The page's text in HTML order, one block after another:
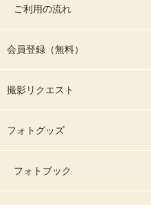
ご利用の流れ
会員登録（無料）
撮影リクエスト
フォトグッズ
フォトブック